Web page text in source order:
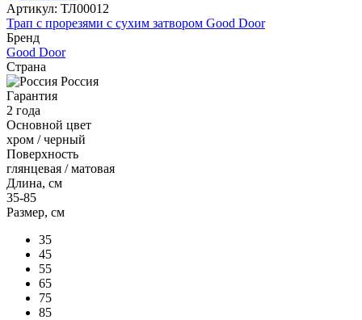
Артикул: ТЛ00012
Трап с прорезями с сухим затвором Good Door
Бренд
Good Door
Страна
Россия
Гарантия
2 года
Основной цвет
хром / черный
Поверхность
глянцевая / матовая
Длина, см
35-85
Размер, см
35
45
55
65
75
85